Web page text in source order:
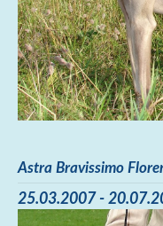
Astra Bravissimo
25.03.2007 -